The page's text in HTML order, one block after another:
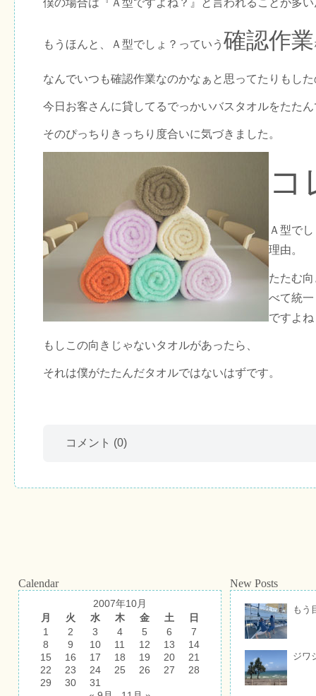
僕の場合は『Ａ型ですよね？』と言われることが多
もうほんと、Ａ型でしょ？っていう 確認作業
なんでいつも確認作業なのかなぁと思ってたりもし
今日お客さんに貸してるでっかいバスタオルをたた
そのぴっちりきっちり度合いに気づきました。
コ
Ａ型で
理由。
たたむ
べて統
ですよ
もしこの向きじゃないタオルがあったら、
それは僕がたたんだタオルではないはずです。
コメント (0)
Calendar
2007年10月
月
火 水 木 金 土
日
1
2 3 4 5 6
7
8
9 10 11 12 13
14
15
16 17 18 19 20
21
22
23 24 25 26 27
28
29
30
31
New Posts
もう
ジワ